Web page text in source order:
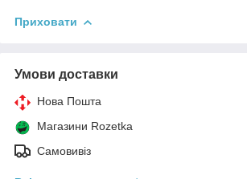
Приховати
Умови доставки
Нова Пошта
Магазини Rozetka
Самовивіз